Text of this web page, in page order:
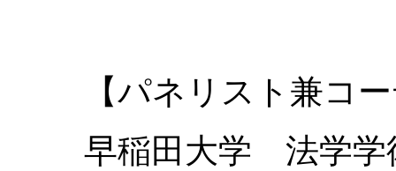
【パネリスト兼コ
早稲田大学 法学